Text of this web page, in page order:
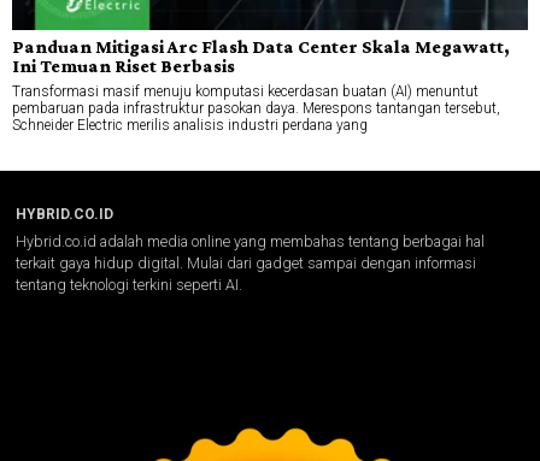
Panduan Mitigasi Arc Flash Data Center Skala Megawatt,
Ini Temuan Riset Berbasis
Transformasi masif menuju komputasi kecerdasan buatan (AI) menuntut
pembaruan pada infrastruktur pasokan daya. Merespons tantangan tersebut,
Schneider Electric merilis analisis industri perdana yang
HYBRID.CO.ID
Hybrid.co.id adalah media online yang membahas tentang berbagai hal
terkait gaya hidup digital. Mulai dari gadget sampai dengan informasi
tentang teknologi terkini seperti AI.